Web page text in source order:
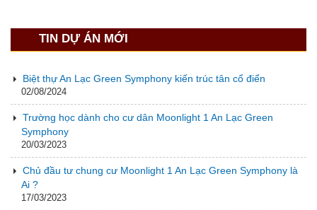
TIN DỰ ÁN MỚI
Biệt thự An Lạc Green Symphony kiến trúc tân cổ điển
02/08/2024
Trường học dành cho cư dân Moonlight 1 An Lạc Green
Symphony
20/03/2023
Chủ đầu tư chung cư Moonlight 1 An Lạc Green Symphony là
Ai ?
17/03/2023